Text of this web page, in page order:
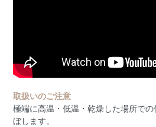
取扱いのご注意
極端に高温・低温・乾燥した場所で
ぼします。